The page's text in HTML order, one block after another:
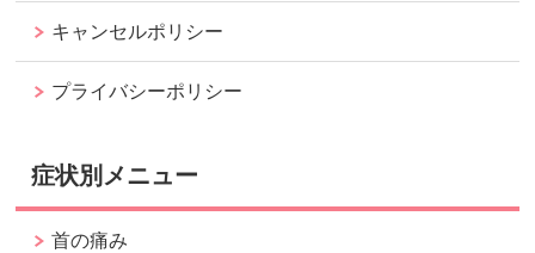
キャンセルポリシー
プライバシーポリシー
症状別メニュー
首の痛み